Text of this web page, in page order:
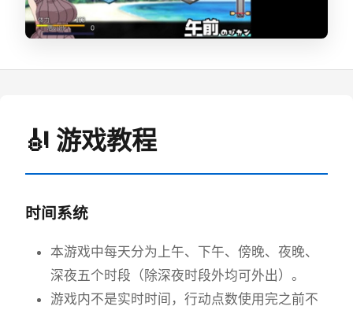
🎻 游戏教程
时间系统
本游戏中每天分为上午、下午、傍晚、夜晚、
深夜五个时段（除深夜时段外均可外出）。
游戏内不是实时时间，行动点数使用完之前不